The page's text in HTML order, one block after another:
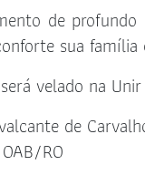
de
sua família
velado na
de
RO